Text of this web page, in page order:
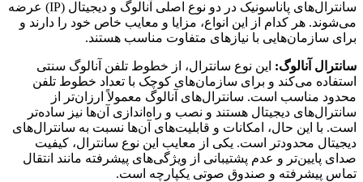
سانترال‌های پاناسونیک در دو نوع اصلی آنالوگ و دیجیتال (IP) عرضه
می‌شوند. هر کدام از این انواع، مزایا و معایب خاص خود را دارند و
برای سازمان‌هایی با نیازهای متفاوت مناسب هستند.
سانترال آنالوگ: این نوع سانترال، از خطوط تلفن آنالوگ سنتی
استفاده می‌کند و برای سازمان‌های کوچک با تعداد خطوط تلفن
محدود مناسب است. سانترال‌های آنالوگ معمولاً ارزان‌تر از
سانترال‌های دیجیتال هستند و نصب و راه‌اندازی آن‌ها نیز ساده‌تر
است. با این حال، امکانات و قابلیت‌های آن‌ها نسبت به سانترال‌های
دیجیتال محدودتر است. یکی از معایب این نوع سانترال، کیفیت
صدای پایین‌تر و عدم پشتیبانی از ویژگی‌های پیشرفته مانند انتقال
تماس پیشرفته و صندوق صوتی یکپارچه است.